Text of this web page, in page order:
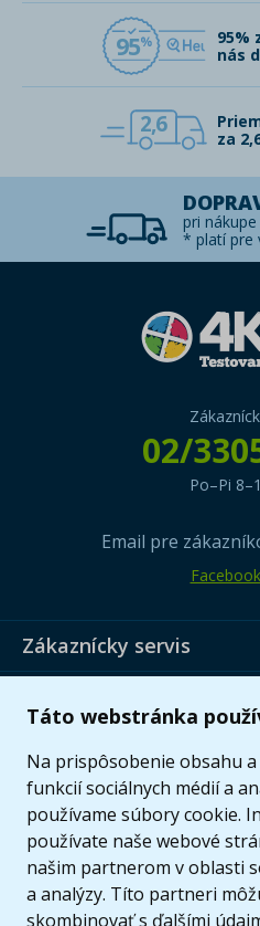
Táto webstránka
Na prispôsobenie obsahu
funkcií sociálnych médií a
používame súbory cookie.
používate naše webové
našim partnerom v oblasti
a analýzy. Títo partneri
skombinovať s ďalšími
95
95%
nás
2,6
za
pri
* platí pre
02/
Po–Pi
Email pre
Zákaznícky servis